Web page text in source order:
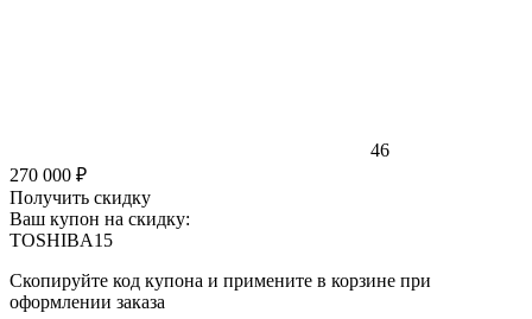
46
270 000 ₽
Получить скидку
Ваш купон на скидку:
TOSHIBA15
Скопируйте код купона и примените в корзине при
оформлении заказа